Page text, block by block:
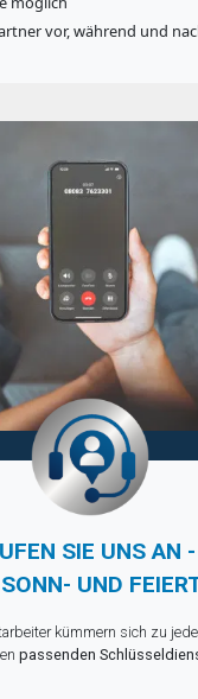
vor, während und
SIE UNS AN -
UND
kümmern sich zu
passenden